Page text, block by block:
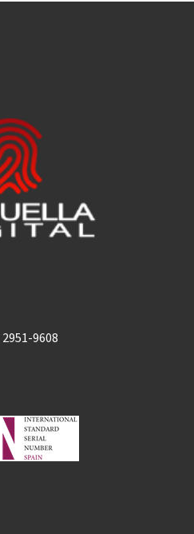
2951-9608